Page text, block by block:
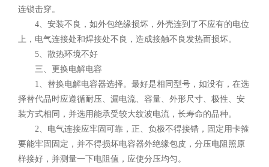
连锁击穿。
4、安装不良，如外包绝缘损坏，外壳连到了不应有的电位
上，电气连接处和焊接处不良，造成接触不良发热而损坏。
5、散热环境不好
三、更换电解电容
1、替换电解电容器选择。最好是相同型号，如没有，在选
择替代品时应遵循耐压、漏电流、容量、外形尺寸、极性、安
装方式相同，并选用能承受较大纹波电流，长寿命的品种。
2、电气连接应牢固可靠，正、负极不得接错，固定用卡箍
要能牢固固定，并不得损坏电容器外绝缘包皮，分压电阻照原
样接好，并测量一下电阻值，应使分压均匀。